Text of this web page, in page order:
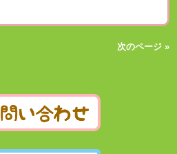
次のページ »